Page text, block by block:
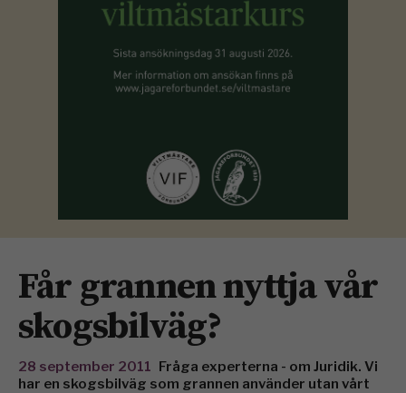
Får grannen nyttja vår
skogsbilväg?
28 september 2011 Fråga experterna - om Juridik. Vi
har en skogsbilväg som grannen använder utan vårt